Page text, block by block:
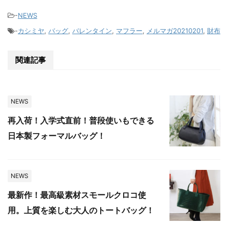
-NEWS
-カシミヤ, バッグ, バレンタイン, マフラー, メルマガ20210201, 財布
関連記事
NEWS
再入荷！入学式直前！普段使いもできる
日本製フォーマルバッグ！
NEWS
最新作！最高級素材スモールクロコ使
用。上質を楽しむ大人のトートバッグ！